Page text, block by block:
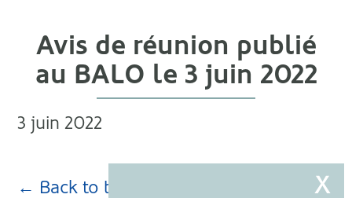
Avis de réunion publié
au BALO le 3 juin 2022
3 juin 2022
← Back to blog page